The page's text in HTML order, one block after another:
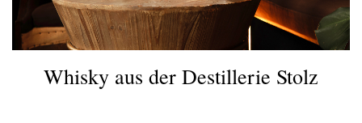
Whisky aus der Destillerie Stolz